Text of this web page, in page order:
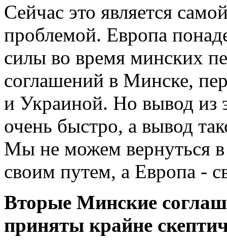
Сейчас это является
проблемой. Европа
силы во время минских
соглашений в Минске,
и Украиной. Но вывод из
очень быстро, а вывод
Мы не можем вернуться в
своим путем, а Европа -
Вторые Минские
приняты крайне